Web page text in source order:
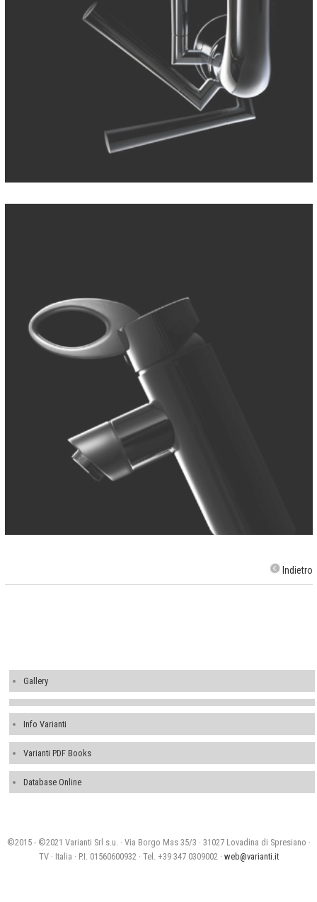
Indietro
Gallery
Info Varianti
Varianti PDF Books
Database Online
©2015 - ©2021 Varianti Srl s.u. · Via Borgo Mas 35/3 · 31027 Lovadina di Spresiano ·
TV · Italia · P.I. 01560600932 · Tel. +39 347 0309002 · web@varianti.it